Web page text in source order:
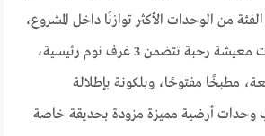
من الوحدات الأكثر توازنًا داخل المشروع،
حيث توفر مساحات معيشة رحبة تتضمن 3 غرف نوم رئيسية،
مطبخًا مفتوحًا، وبلكونة بإطلالة
وحدات أرضية مميزة مزودة بحديقة خاصة